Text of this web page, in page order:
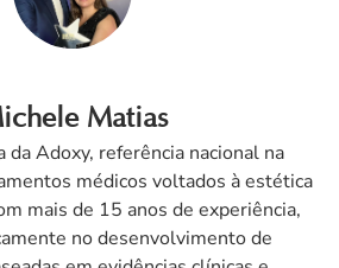
Matias
da Adoxy, referência nacional na
médicos voltados à estética
mais de 15 anos de experiência,
no desenvolvimento de